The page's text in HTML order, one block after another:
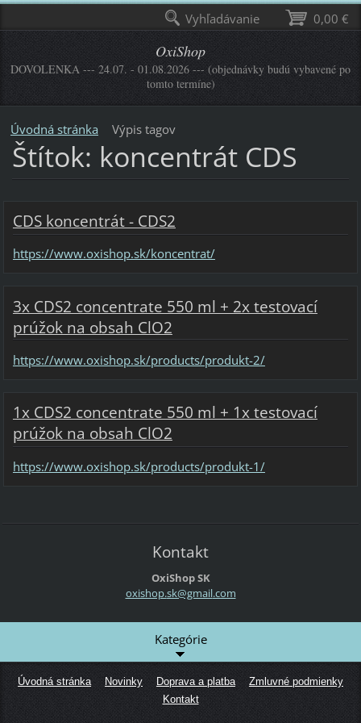
OxiShop
DOVOLENKA --- 24.07. - 01.08.2026 --- (objednávky budú vybavené po
tomto termíne)
Úvodná stránka Výpis tagov
Štítok: koncentrát CDS
CDS koncentrát - CDS2
https://www.oxishop.sk/koncentrat/
3x CDS2 concentrate 550 ml + 2x testovací
prúžok na obsah ClO2
https://www.oxishop.sk/products/produkt-2/
1x CDS2 concentrate 550 ml + 1x testovací
prúžok na obsah ClO2
https://www.oxishop.sk/products/produkt-1/
Kontakt
OxiShop SK
oxishop.sk@gmail.com
Kategórie
Úvodná stránka Novinky Doprava a platba
Zmluvné podmienky
Kontakt
0,00 €
Vyhľadávanie